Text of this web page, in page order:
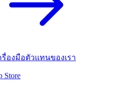
รื่องมือตัวแทนของเรา
Store